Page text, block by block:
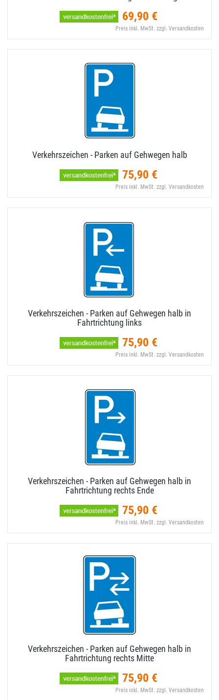
69,90 €
Preis inkl. MwSt. zzgl. Versandkosten
Verkehrszeichen - Parken auf Gehwegen halb
75,90 €
Preis inkl. MwSt. zzgl. Versandkosten
Verkehrszeichen - Parken auf Gehwegen halb in
Fahrtrichtung links
75,90 €
Preis inkl. MwSt. zzgl. Versandkosten
Verkehrszeichen - Parken auf Gehwegen halb in
Fahrtrichtung rechts Ende
75,90 €
Preis inkl. MwSt. zzgl. Versandkosten
Verkehrszeichen - Parken auf Gehwegen halb in
Fahrtrichtung rechts Mitte
75,90 €
Preis inkl. MwSt. zzgl. Versandkosten